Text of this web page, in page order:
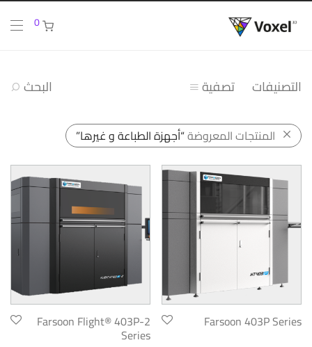
0
التصنيفات تصفية البحث
المنتجات المعروضة“أجهزة الطباعة و غيرها”
Farsoon 403P Series
Farsoon Flight® 403P-2
Series